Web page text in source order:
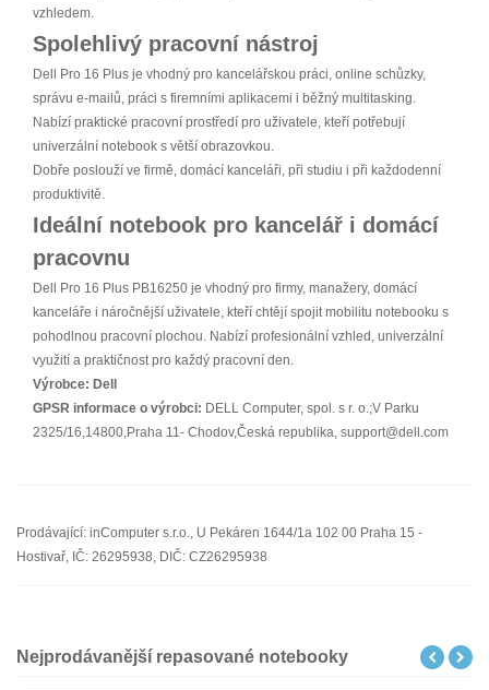
vzhledem.
Spolehlivý pracovní nástroj
Dell Pro 16 Plus je vhodný pro kancelářskou práci, online schůzky,
správu e-mailů, práci s firemními aplikacemi i běžný multitasking.
Nabízí praktické pracovní prostředí pro uživatele, kteří potřebují
univerzální notebook s větší obrazovkou.
Dobře poslouží ve firmě, domácí kanceláři, při studiu i při každodenní
produktivitě.
Ideální notebook pro kancelář i domácí
pracovnu
Dell Pro 16 Plus PB16250 je vhodný pro firmy, manažery, domácí
kanceláře i náročnější uživatele, kteří chtějí spojit mobilitu notebooku s
pohodlnou pracovní plochou. Nabízí profesionální vzhled, univerzální
využití a praktičnost pro každý pracovní den.
Výrobce: Dell
GPSR informace o výrobci: DELL Computer, spol. s r. o.;V Parku
2325/16,14800,Praha 11- Chodov,Česká republika, support@dell.com
Prodávající: inComputer s.r.o., U Pekáren 1644/1a 102 00 Praha 15 -
Hostivař, IČ: 26295938, DIČ: CZ26295938
Nejprodávanější repasované notebooky